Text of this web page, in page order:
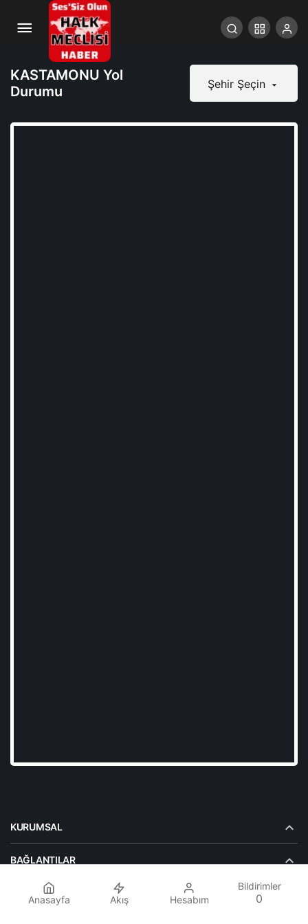
KASTAMONU Yol
Durumu
Şehir Şeçin
KURUMSAL
BAĞLANTILAR
POPÜLER SAYFALAR
Anasayfa Akış Hesabım
Bildirimler
0